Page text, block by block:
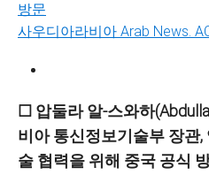
방문
사우디아라비아 Arab News.
☐ 압둘라 알-스와하
비아 통신정보기술부 장관,
술 협력을 위해 중국 공식